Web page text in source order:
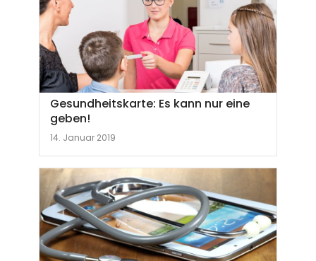
Gesundheitskarte: Es kann nur eine
geben!
14. Januar 2019